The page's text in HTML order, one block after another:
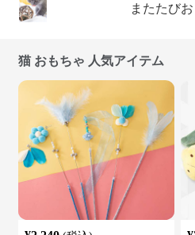
またたび
猫 おもちゃ 人気アイテム